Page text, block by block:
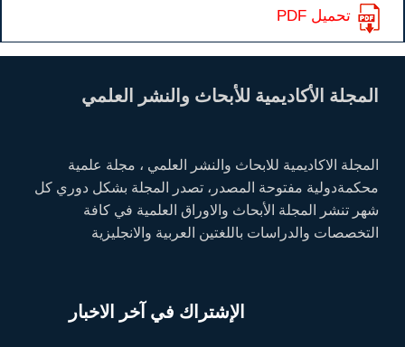
تحميل PDF
المجلة الأكاديمية للأبحاث والنشر العلمي
المجلة الاكاديمية للابحاث والنشر العلمي ، مجلة علمية
محكمةدولية مفتوحة المصدر، تصدر المجلة بشكل دوري كل
شهر تنشر المجلة الأبحاث والاوراق العلمية في كافة
التخصصات والدراسات باللغتين العربية والانجليزية
الإشتراك في آخر الاخبار